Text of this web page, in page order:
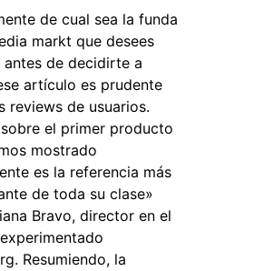
de cual sea la funda
markt que desees
antes de decidirte a
artículo es prudente
reviews de usuarios.
el primer producto
mostrado
es la referencia más
de toda su clase»
Bravo, director en el
Resumiendo, la